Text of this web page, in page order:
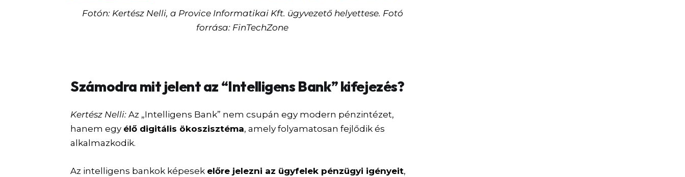
Fotón: Kertész Nelli, a Provice Informatikai Kft. ügyvezető helyettese. Fotó
forrása: FinTechZone
Számodra mit jelent az “Intelligens Bank” kifejezés?
Kertész Nelli: Az „Intelligens Bank” nem csupán egy modern pénzintézet,
hanem egy élő digitális ökoszisztéma, amely folyamatosan fejlődik és
alkalmazkodik.
Az intelligens bankok képesek előre jelezni az ügyfelek pénzügyi igényeit,